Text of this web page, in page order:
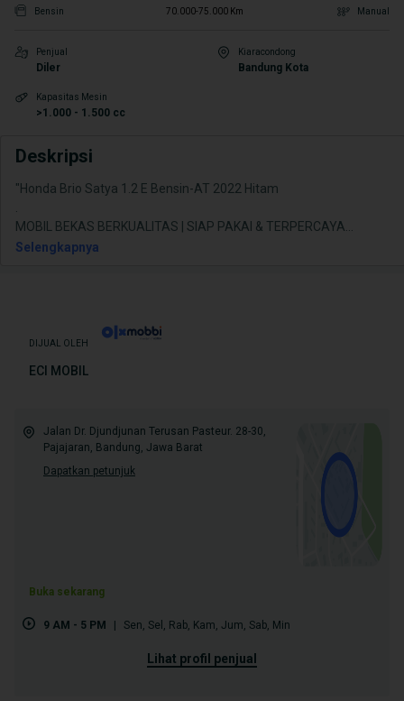
Bensin 70.000-75.000 Km Manual
Penjual
Diler
Kiaracondong
Bandung Kota
Kapasitas Mesin
>1.000 - 1.500 cc
Deskripsi
"Honda Brio Satya 1.2 E Bensin-AT 2022 Hitam
MOBIL BEKAS BERKUALITAS | SIAP PAKAI & TERPERCAYA
Selengkapnya
DIJUAL OLEH
ECI MOBIL
Jalan Dr. Djundjunan Terusan Pasteur. 28-30,
Pajajaran, Bandung, Jawa Barat
Dapatkan petunjuk
Buka sekarang
9 AM - 5 PM | Sen Sel Rab Kam Jum Sab Min
lihat profil penjual